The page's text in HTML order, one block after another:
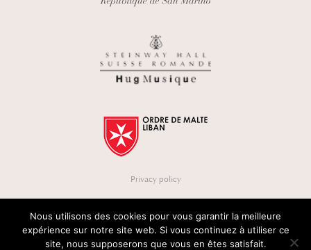
Privacy policy
Nous utilisons des cookies pour vous garantir la meilleure
expérience sur notre site web. Si vous continuez à utiliser ce
site, nous supposerons que vous en êtes satisfait.